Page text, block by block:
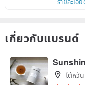
เกี่ยวกับแบรนด์
ไต้หวัน